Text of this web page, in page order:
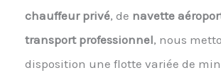
chauffeur privé, de navette
transport professionnel, nous
disposition une flotte variée de